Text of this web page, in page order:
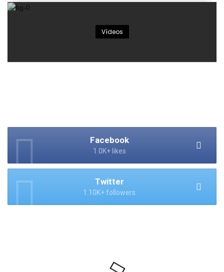
Vídeos
Facebook
1.0K+ likes
Twitter
1.10K+ followers